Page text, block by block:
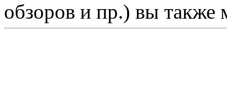
обзоров и пр.) вы также